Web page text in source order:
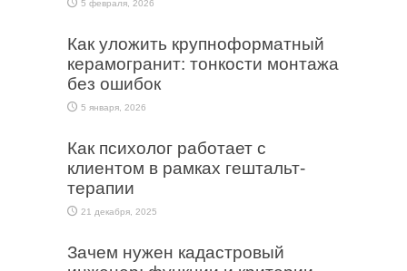
5 февраля, 2026
Как уложить крупноформатный
керамогранит: тонкости монтажа
без ошибок
5 января, 2026
Как психолог работает с
клиентом в рамках гештальт-
терапии
21 декабря, 2025
Зачем нужен кадастровый